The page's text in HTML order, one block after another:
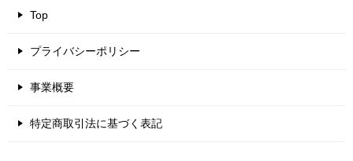
Top
プライバシーポリシー
事業概要
特定商取引法に基づく表記